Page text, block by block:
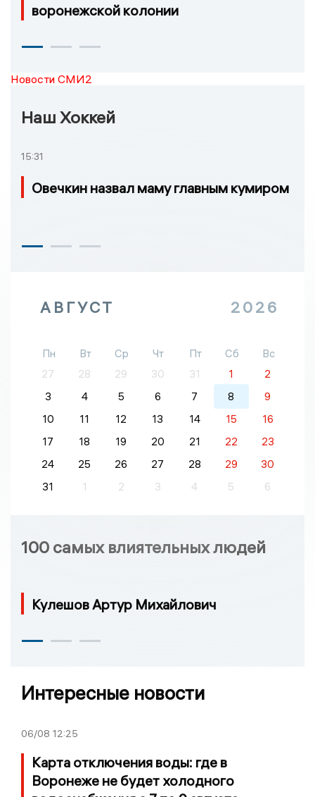
воронежской колонии
Новости СМИ2
Наш Хоккей
15:31
Овечкин назвал маму главным кумиром
АВГУСТ 2026
Пн Вт Ср Чт Пт Сб
Вс
27
28 29 30 31 1
2
3
4 5 6 7 8
9
10
11 12 13 14 15
16
17
18 19 20 21 22
23
24
25 26 27 28 29
30
31
1 2 3 4 5 6
100 самых влиятельных людей
Кулешов Артур Михайлович
Интересные новости
06/08 12:25
Карта отключения воды: где в
Воронеже не будет холодного